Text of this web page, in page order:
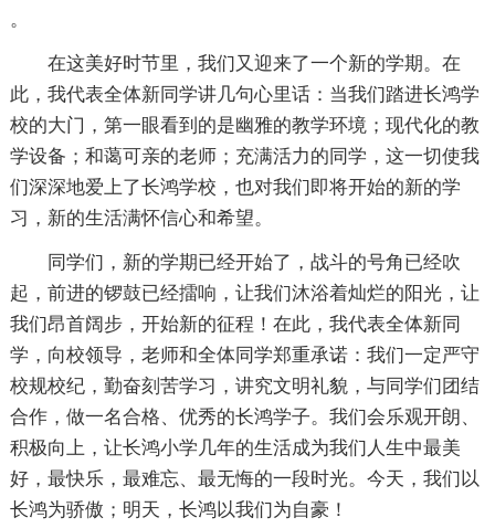
。
在这美好时节里，我们又迎来了一个新的学期。在
此，我代表全体新同学讲几句心里话：当我们踏进长鸿学
校的大门，第一眼看到的是幽雅的教学环境；现代化的教
学设备；和蔼可亲的老师；充满活力的同学，这一切使我
们深深地爱上了长鸿学校，也对我们即将开始的新的学
习，新的生活满怀信心和希望。
同学们，新的学期已经开始了，战斗的号角已经吹
起，前进的锣鼓已经擂响，让我们沐浴着灿烂的阳光，让
我们昂首阔步，开始新的征程！在此，我代表全体新同
学，向校领导，老师和全体同学郑重承诺：我们一定严守
校规校纪，勤奋刻苦学习，讲究文明礼貌，与同学们团结
合作，做一名合格、优秀的长鸿学子。我们会乐观开朗、
积极向上，让长鸿小学几年的生活成为我们人生中最美
好，最快乐，最难忘、最无悔的一段时光。今天，我们以
长鸿为骄傲；明天，长鸿以我们为自豪！